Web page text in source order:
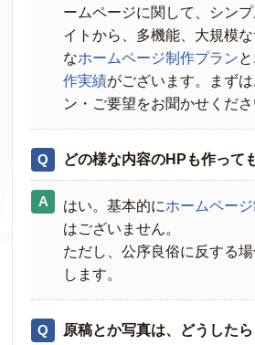
ームページに関して、シン
イトから、多機能、大規模
なホームページ制作プランと
作実績がございます。まず
ン・ご要望をお聞かせくださ
どの様な内容のHPも作って
はい。基本的にホームペー
はございません。
ただし、公序良俗に反する
します。
原稿とか写真は、どうした